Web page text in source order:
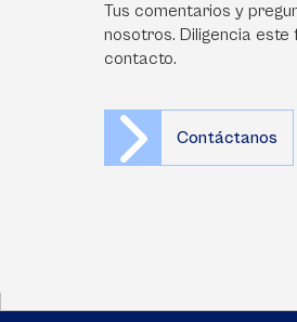
Tus comentarios y
nosotros. Diligencia este
contacto.
Contáctanos